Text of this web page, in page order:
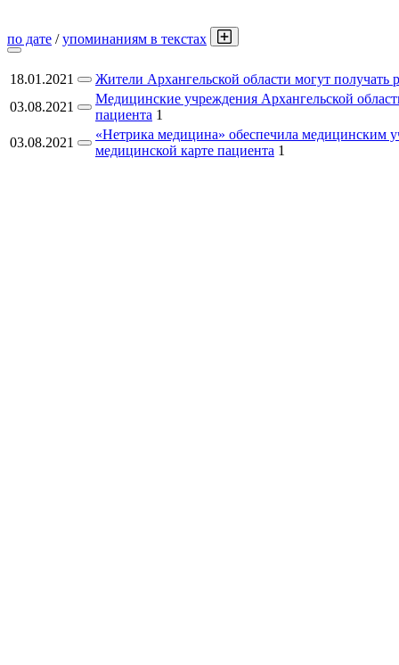
по дате /упоминаниям в текстах
18.01.2021
Жители Архангельской области могут получать
03.08.2021
Медицинские учреждения Архангельской
пациента 1
03.08.2021
«Нетрика медицина» обеспечила медицинским
медицинской карте пациента 1